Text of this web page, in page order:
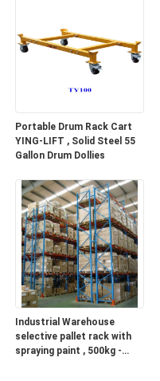
Portable Drum Rack Cart
YING-LIFT , Solid Steel 55
Gallon Drum Dollies
Industrial Warehouse
selective pallet rack with
spraying paint , 500kg -